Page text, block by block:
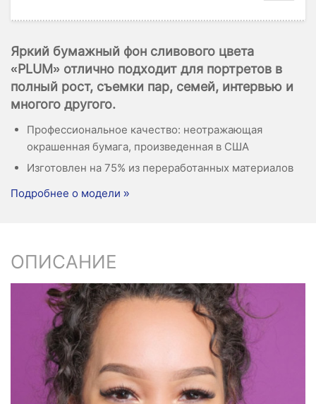
Яркий бумажный фон сливового цвета
«PLUM» отлично подходит для портретов в
полный рост, съемки пар, семей, интервью и
многого другого.
Профессиональное качество: неотражающая
окрашенная бумага, произведенная в США
Изготовлен на 75% из переработанных материалов
Подробнее о модели »
ОПИСАНИЕ